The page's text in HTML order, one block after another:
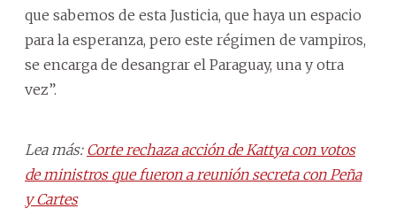
que sabemos de esta Justicia, que haya un espacio
para la esperanza, pero este régimen de vampiros,
se encarga de desangrar el Paraguay, una y otra
vez”.
Lea más: Corte rechaza acción de Kattya con votos
de ministros que fueron a reunión secreta con Peña
y Cartes